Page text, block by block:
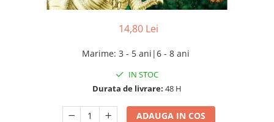
14,80 Lei
Marime: 3 - 5 ani|6 - 8 ani
IN STOC
Durata de livrare: 48 H
ADAUGA IN COS